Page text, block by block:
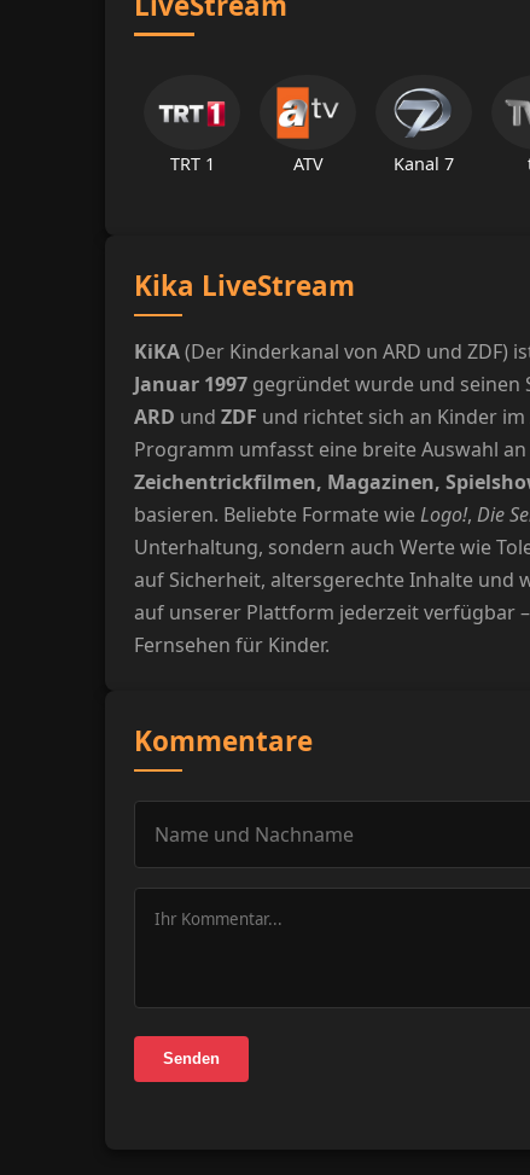
TRT 1 ATV Kanal 7
Kika LiveStream
KiKA(Der Kinderkanal von ARD und ZDF)
Januar 1997 gegründet wurde und seinen
ARD und ZDF und richtet sich an Kinder im
Programm umfasst eine breite Auswahl an
Zeichentrickfilmen, Magazinen,
basieren. Beliebte Formate wieLogo!, Die
Unterhaltung, sondern auch Werte wie
auf Sicherheit, altersgerechte Inhalte und
auf unserer Plattform jederzeit verfügbar
Fernsehen für Kinder.
Kommentare
Senden